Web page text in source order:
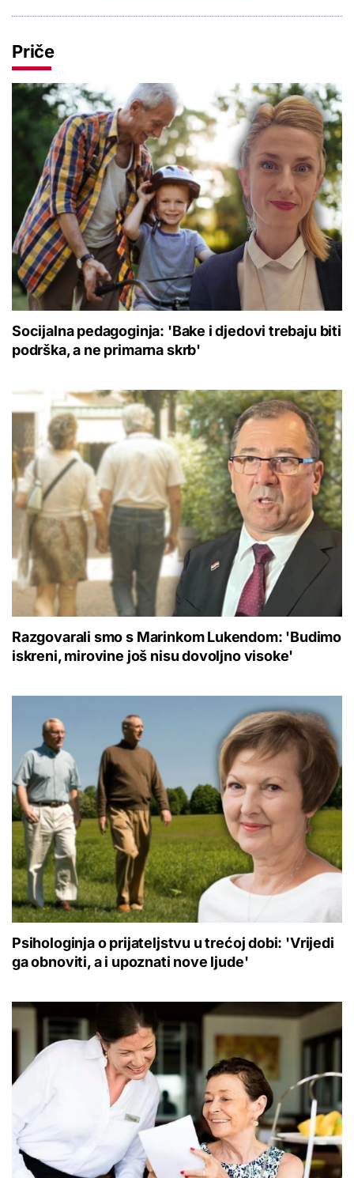
Priče
Socijalna pedagoginja: 'Bake i djedovi trebaju biti
podrška, a ne primarna skrb'
Razgovarali smo s Marinkom Lukendom: 'Budimo
iskreni, mirovine još nisu dovoljno visoke'
Psihologinja o prijateljstvu u trećoj dobi: 'Vrijedi
ga obnoviti, a i upoznati nove ljude'